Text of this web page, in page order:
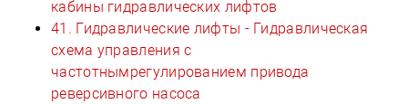
кабины гидравлических лифтов
41. Гидравлические лифты - Гидравлическая
схема управления с
частотнымрегулированием привода
реверсивного насоса